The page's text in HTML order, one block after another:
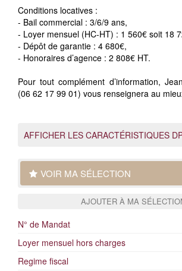
Conditions locatives :
- Bail commercial : 3/6/9 ans,
- Loyer mensuel (HC-HT) : 1 560€ soit 18
- Dépôt de garantie : 4 680€,
- Honoraires d’agence : 2 808€ HT.
Pour tout complément d’information,
(06 62 17 99 01) vous renseignera au
AFFICHER LES CARACTÉRISTIQUES
VOIR MA SÉLECTION
AJOUTER À MA
N° de Mandat
Loyer mensuel hors charges
Regime fiscal